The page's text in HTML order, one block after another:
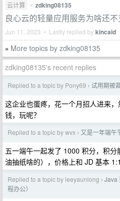
云计算 • zdking08135
良心云的轻量应用服务为啥还
Jun 11, 2023 • Lastly replied bykincaid
» More topics by zdking08135
zdking08135's recent replies
Replied to a topic by Pony69 › 试用期被
这企业也蛋疼，花一个月招人进来
钱，玩呢？
Replied to a topic by wvx › 又是一年端午
五一端午一起发了 1000 积分，积
油抽纸啥的），价格上和 JD 基本 1:1
Replied to a topic by leeyaunlong › Java
程办公）